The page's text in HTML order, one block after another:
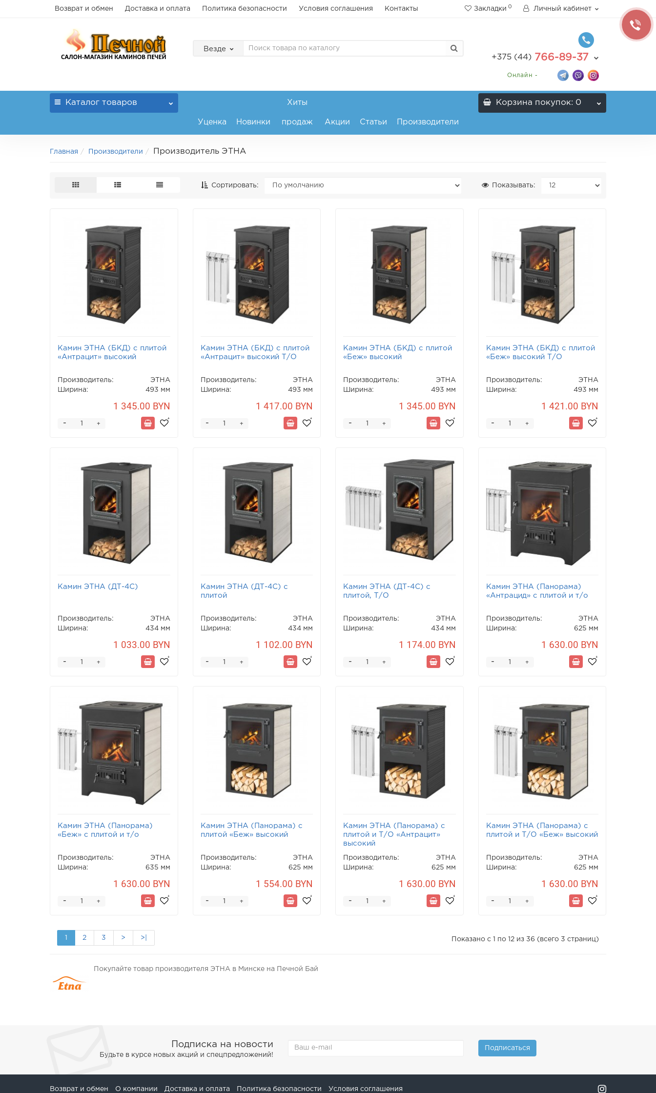
Возврат и обмен Доставка и оплата Политика безопасности Условия соглашения Контакты Закладки 0 Личный кабинет
Везде
+375 (44) 766-89-37
Онлайн -
Каталог товаров
Уценка Новинки
Хиты
продаж Акции Статьи Производители
Корзина покупок: 0
Главная Производители Производитель ЭТНА
Сортировать: Показывать:
Камин ЭТНА (БКД) с плитой
«Антрацит» высокий
Производитель:
ЭТНА
Ширина:
493 мм
1 345.00 BYN
+
-
Камин ЭТНА (БКД) с плитой
«Антрацит» высокий Т/О
Производитель:
ЭТНА
Ширина:
493 мм
1 417.00 BYN
+
-
Камин ЭТНА (БКД) с плитой
«Беж» высокий
Производитель:
ЭТНА
Ширина:
493 мм
1 345.00 BYN
+
-
Камин ЭТНА (БКД) с плитой
«Беж» высокий Т/О
Производитель:
ЭТНА
Ширина:
493 мм
1 421.00 BYN
+
-
Камин ЭТНА (ДТ-4С)
Производитель:
ЭТНА
Ширина:
434 мм
1 033.00 BYN
+
-
Камин ЭТНА (ДТ-4С) с
плитой
Производитель:
ЭТНА
Ширина:
434 мм
1 102.00 BYN
+
-
Камин ЭТНА (ДТ-4С) с
плитой, Т/О
Производитель:
ЭТНА
Ширина:
434 мм
1 174.00 BYN
+
-
Камин ЭТНА (Панорама)
«Антрацид» с плитой и т/о
Производитель:
ЭТНА
Ширина:
625 мм
1 630.00 BYN
+
-
Камин ЭТНА (Панорама)
«Беж» с плитой и т/о
Производитель:
ЭТНА
Ширина:
635 мм
1 630.00 BYN
+
-
Камин ЭТНА (Панорама) с
плитой «Беж» высокий
Производитель:
ЭТНА
Ширина:
625 мм
1 554.00 BYN
+
-
Камин ЭТНА (Панорама) с
плитой и Т/О «Антрацит»
высокий
Производитель:
ЭТНА
Ширина:
625 мм
1 630.00 BYN
+
-
Камин ЭТНА (Панорама) с
плитой и Т/О «Беж» высокий
Производитель:
ЭТНА
Ширина:
625 мм
1 630.00 BYN
+
-
1 2 3 > >| Показано с 1 по 12 из 36 (всего 3 страниц)
Покупайте товар производителя ЭТНА в Минске на Печной Бай
Подписка на новости
Будьте в курсе новых акций и спецпредложений!
Подписаться
Возврат и обмен О компании Доставка и оплата Политика безопасности Условия соглашения